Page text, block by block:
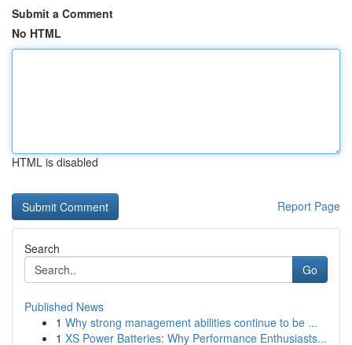
Submit a Comment
No HTML
HTML is disabled
Report Page
Search
Go
Published News
1 Why strong management abilities continue to be ...
1 XS Power Batteries: Why Performance Enthusiasts...